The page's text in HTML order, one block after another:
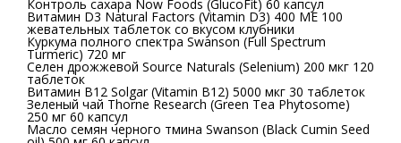
Контроль сахара Now Foods (GlucoFit) 60 капсул
Витамин D3 Natural Factors (Vitamin D3) 400 ME 100
жевательных таблеток со вкусом клубники
Куркума полного спектра Swanson (Full Spectrum
Turmeric) 720 мг
Селен дрожжевой Source Naturals (Selenium) 200 мкг 120
таблеток
Витамин В12 Solgar (Vitamin B12) 5000 мкг 30 таблеток
Зеленый чай Thorne Research (Green Tea Phytosome)
250 мг 60 капсул
Масло семян черного тмина Swanson (Black Cumin Seed